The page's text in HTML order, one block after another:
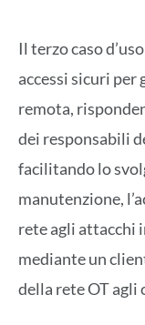
Il terzo caso
accessi sicuri
remota,
dei responsabili
facilitando lo
manutenzione,
rete agli attacchi
mediante un
della rete OT